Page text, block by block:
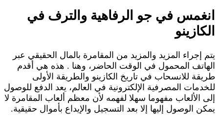
انغمس في جو الرفاهية والترف في
الكازينو
يتم إجراء المزيد والمزيد من المقامرة بالمال الحقيقي عبر
الهاتف المحمول في الوقت الحاضر، وهنا . هذه هي أقدم
طريقة للانسحاب في تاريخ الكازينو والطريقة الأولى
للخدمات المصرفية الإلكترونية في العالم، يعد الدفع للوصول
إلى الألعاب مفهوما سهلا لفهمه لأن معظم ألعاب المقامرة لا
يمكن الوصول إليها إلا بعد التسجيل والإيداع بأموال حقيقية.